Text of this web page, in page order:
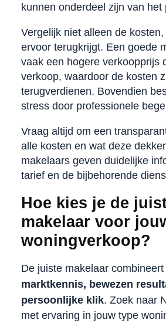
kunnen onderdeel zijn van het
Vergelijk niet alleen de
ervoor terugkrijgt. Een goede
vaak een hogere verkoopprijs
verkoop, waardoor de kosten
terugverdienen. Bovendien
stress door professionele
Vraag altijd om een
alle kosten en wat deze
makelaars geven duidelijke
tarief en de bijbehorende
Hoe kies je de
makelaar voor
woningverkoop?
De juiste makelaar combineert
marktkennis, bewezen
persoonlijke klik. Zoek naar
met ervaring in jouw type